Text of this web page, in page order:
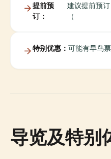
提前预
订：
建议提前预
（
特别优惠： 可能有早鸟
导览及特别